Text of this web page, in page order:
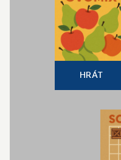
HRÁT